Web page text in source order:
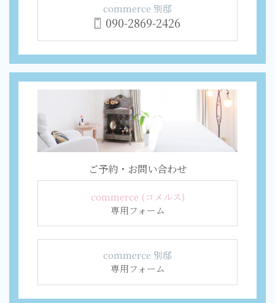
commerce 別邸
090-2869-2426
ご予約・お問い合わせ
commerce (コメルス)
専用フォーム
commerce 別邸
専用フォーム